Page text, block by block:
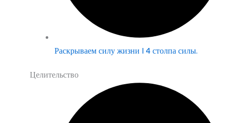
Раскрываем силу жизни | 4 столпа силы.
Целительство